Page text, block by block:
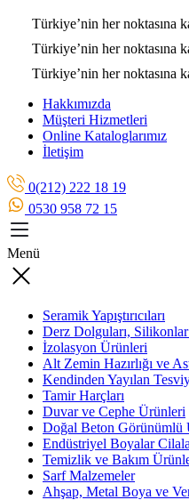
Türkiye’nin her noktasına
Türkiye’nin her noktasına
Türkiye’nin her noktasına
Hakkımızda
Müşteri Hizmetleri
Online Kataloglarımız
İletişim
0(212) 222 18 19
0530 958 72 15
Menü
Seramik Yapıştırıcıları
Derz Dolguları,
İzolasyon Ürünleri
Alt Zemin Hazırlığı ve
Kendinden Yayılan
Tamir Harçları
Duvar ve Cephe Ürünleri
Doğal Beton Görünümlü
Endüstriyel Boyalar
Temizlik ve Bakım
Sarf Malzemeler
Ahşap, Metal Boya ve